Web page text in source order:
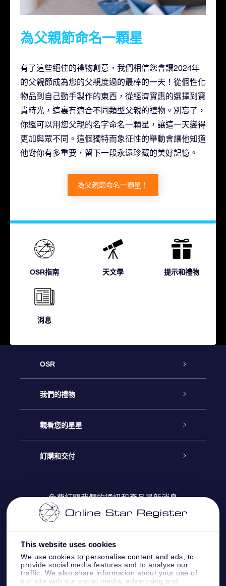
This website uses cookies
We use cookies to personalise content and ads, to
provide social media features and to analyse our
traffic. We also share information about your use of
our site with our social media, advertising and
為父親節命名一顆星
有了這些絕佳的禮物創意，我們相信您會讓2024年
的父親節成為您的父親度過的最棒的一天！從個性化
物品到自己動手製作的東西，從經濟實惠的選擇到寶
貴時光，這裏有適合不同類型父親的禮物。別忘了，
你還可以用您父親的名字命名一顆星，讓這一天變得
更加與眾不同。這個獨特而象征性的舉動會讓他知道
他對你有多重要，留下一段永遠珍藏的美好記憶。
為父親節命名一顆星！
OSR指南 天文學 提示和禮物
消息
OSR
客戶服務
聯繫我們
博客
評論
我們的禮物
Online Star禮物
OSR禮物包
OSR 禮物卡
公司禮品
觀看您的星星
星星注册
個性化的Star Page
One Million Stars
OSR Starsaver
訂購和交付
付款資訊
配送信息
退貨政策
免費訂閱我們的通訊和產品最新消息